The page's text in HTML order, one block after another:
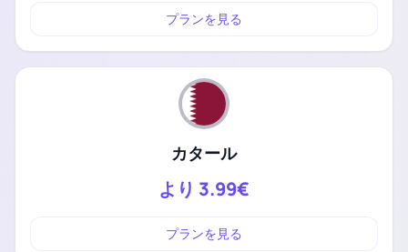
プランを見る
カタール
より 3.99€
プランを見る